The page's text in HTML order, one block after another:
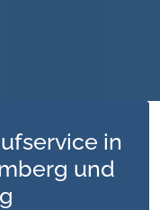
in
und